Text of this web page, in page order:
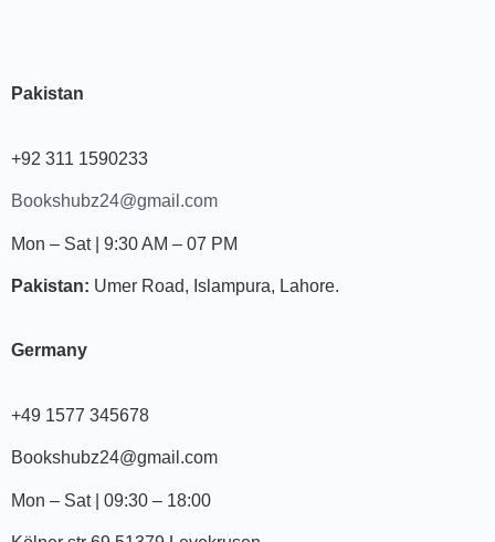
Pakistan
+92 311 1590233
Bookshubz24@gmail.com
Mon – Sat | 9:30 AM – 07 PM
Pakistan: Umer Road, Islampura, Lahore.
Germany
+49 1577 345678
Bookshubz24@gmail.com
Mon – Sat | 09:30 – 18:00